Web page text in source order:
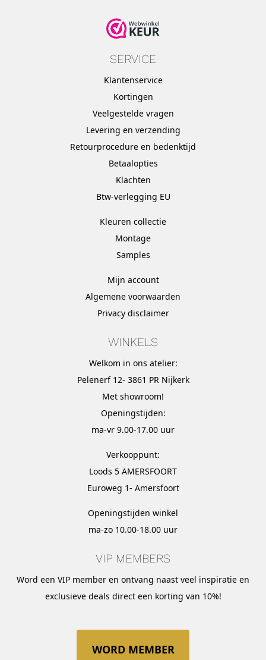
SERVICE
Klantenservice
Kortingen
Veelgestelde vragen
Levering en verzending
Retourprocedure en bedenktijd
Betaalopties
Klachten
Btw-verlegging EU
Kleuren collectie
Montage
Samples
Mijn account
Algemene voorwaarden
Privacy disclaimer
WINKELS
Welkom in ons atelier:
Pelenerf 12- 3861 PR Nijkerk
Met showroom!
Openingstijden:
ma-vr 9.00-17.00 uur
Verkooppunt:
Loods 5 AMERSFOORT
Euroweg 1- Amersfoort
Openingstijden winkel
ma-zo 10.00-18.00 uur
VIP MEMBERS
Word een VIP member en ontvang naast veel inspiratie en
exclusieve deals direct een korting van 10%!
WORD MEMBER